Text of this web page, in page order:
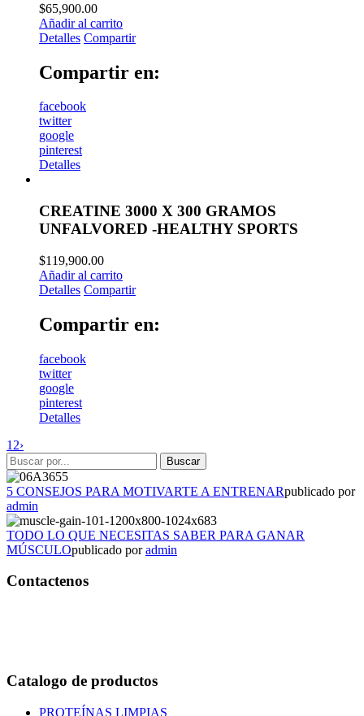
$65,900.00
Añadir al carrito
Detalles Compartir
Compartir en:
facebook
twitter
google
pinterest
Detalles
CREATINE 3000 X 300 GRAMOS
UNFALVORED -HEALTHY SPORTS
$119,900.00
Añadir al carrito
Detalles Compartir
Compartir en:
facebook
twitter
google
pinterest
Detalles
1 2›
5 CONSEJOS PARA MOTIVARTE A ENTRENARpublicado por
admin
TODO LO QUE NECESITAS SABER PARA GANAR
MÚSCULOpublicado poradmin
Contactenos
Catalogo de productos
PROTEÍNAS LIMPIAS